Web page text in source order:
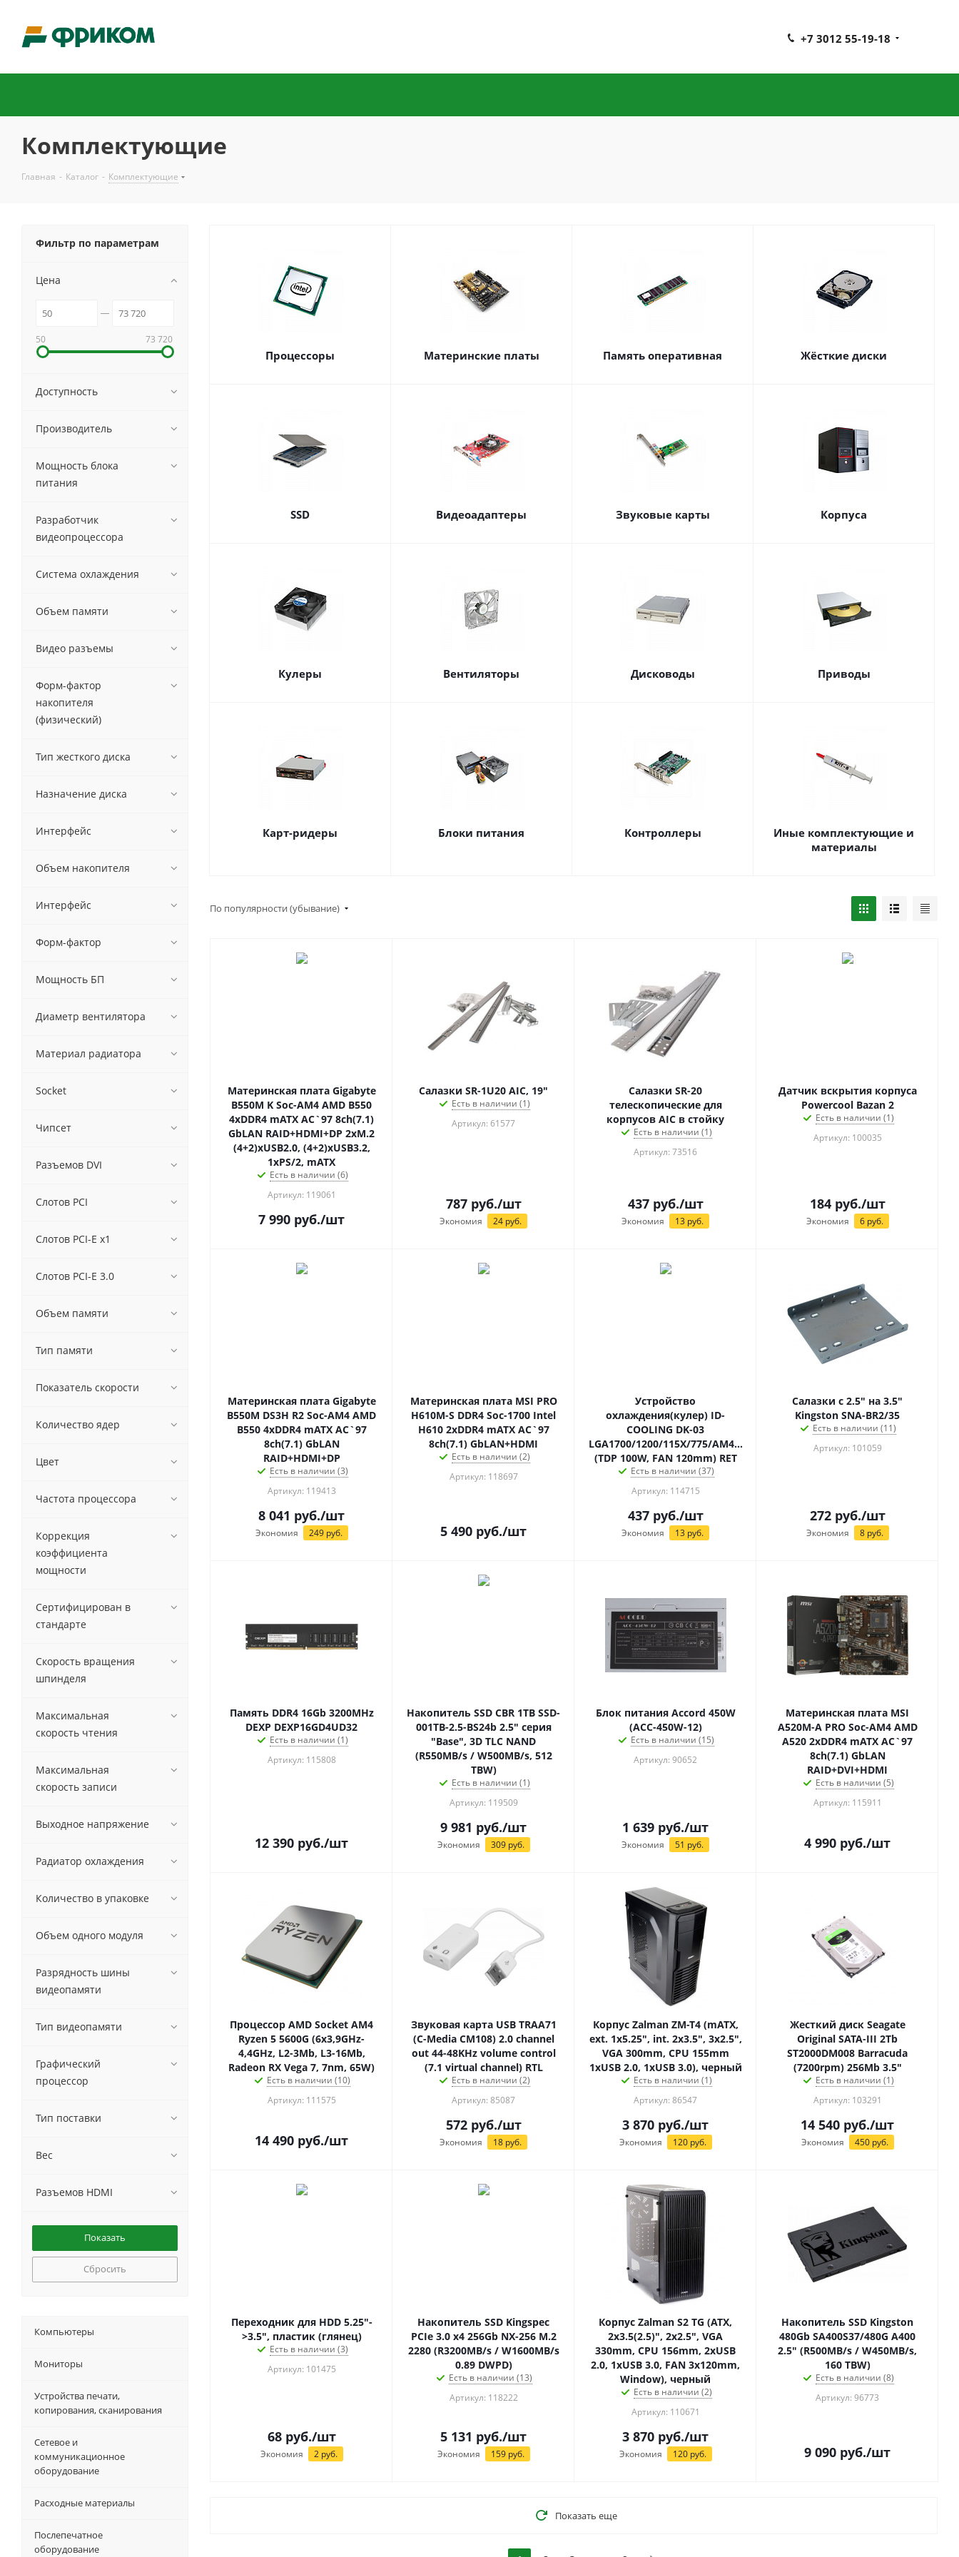
+7 3012 55-19-18
Комплектующие
Главная - Каталог - Комплектующие
Процессоры Материнские платы Память оперативная Жёсткие диски
SSD Видеоадаптеры Звуковые карты Корпуса
Кулеры Вентиляторы Дисководы Приводы
Карт-ридеры Блоки питания Контроллеры
Иные комплектующие и
материалы
По популярности (убывание)
Материнская плата Gigabyte
B550M K Soc-AM4 AMD B550
4xDDR4 mATX AC`97 8ch(7.1)
GbLAN RAID+HDMI+DP 2xM.2
(4+2)xUSB2.0, (4+2)xUSB3.2,
1xPS/2, mATX
Есть в наличии (6)
Артикул: 119061
7 990 руб./шт
Салазки SR-1U20 AIC, 19"
Есть в наличии (1)
Артикул: 61577
787руб./шт
Экономия 24 руб.
Салазки SR-20
телескопические для
корпусов AIC в стойку
Есть в наличии (1)
Артикул: 73516
437руб./шт
Экономия 13 руб.
Датчик вскрытия корпуса
Powercool Bazan 2
Есть в наличии (1)
Артикул: 100035
184руб./шт
Экономия 6руб.
Материнская плата Gigabyte
B550M DS3H R2 Soc-AM4 AMD
B550 4xDDR4 mATX AC`97
8ch(7.1) GbLAN
RAID+HDMI+DP
Есть в наличии (3)
Артикул: 119413
8 041 руб./шт
Экономия 249руб.
Материнская плата MSI PRO
H610M-S DDR4 Soc-1700 Intel
H610 2xDDR4 mATX AC`97
8ch(7.1) GbLAN+HDMI
Есть в наличии (2)
Артикул: 118697
5 490 руб./шт
Устройство
охлаждения(кулер) ID-
COOLING DK-03
LGA1700/1200/115X/775/AM4/AM3/+/AM2/+/FM2/+/FM1
(TDP 100W, FAN 120mm) RET
Есть в наличии (37)
Артикул: 114715
437руб./шт
Экономия 13 руб.
Салазки с 2.5" на 3.5"
Kingston SNA-BR2/35
Есть в наличии (11)
Артикул: 101059
272руб./шт
Экономия 8руб.
Память DDR4 16Gb 3200MHz
DEXP DEXP16GD4UD32
Есть в наличии (1)
Артикул: 115808
12 390 руб./шт
Накопитель SSD CBR 1TB SSD-
001TB-2.5-BS24b 2.5" серия
"Base", 3D TLC NAND
(R550MB/s / W500MB/s, 512
TBW)
Есть в наличии (1)
Артикул: 119509
9 981 руб./шт
Экономия 309руб.
Блок питания Accord 450W
(ACC-450W-12)
Есть в наличии (15)
Артикул: 90652
1 639 руб./шт
Экономия 51 руб.
Материнская плата MSI
A520M-A PRO Soc-AM4 AMD
A520 2xDDR4 mATX AC`97
8ch(7.1) GbLAN
RAID+DVI+HDMI
Есть в наличии (5)
Артикул: 115911
4 990 руб./шт
Процессор AMD Socket AM4
Ryzen 5 5600G (6x3,9GHz-
4,4GHz, L2-3Mb, L3-16Mb,
Radeon RX Vega 7, 7nm, 65W)
Есть в наличии (10)
Артикул: 111575
14 490 руб./шт
Звуковая карта USB TRAA71
(C-Media CM108) 2.0 channel
out 44-48KHz volume control
(7.1 virtual channel) RTL
Есть в наличии (2)
Артикул: 85087
572руб./шт
Экономия 18 руб.
Корпус Zalman ZM-T4 (mATX,
ext. 1x5.25", int. 2x3.5", 3x2.5",
VGA 300mm, CPU 155mm
1xUSB 2.0, 1xUSB 3.0), черный
Есть в наличии (1)
Артикул: 86547
3 870 руб./шт
Экономия 120руб.
Жесткий диск Seagate
Original SATA-III 2Tb
ST2000DM008 Barracuda
(7200rpm) 256Mb 3.5"
Есть в наличии (1)
Артикул: 103291
14 540 руб./шт
Экономия 450руб.
Переходник для HDD 5.25"-
>3.5", пластик (глянец)
Есть в наличии (3)
Артикул: 101475
68руб./шт
Экономия 2руб.
Накопитель SSD Kingspec
PCIe 3.0 x4 256Gb NX-256 M.2
2280 (R3200MB/s / W1600MB/s
0.89 DWPD)
Есть в наличии (13)
Артикул: 118222
5 131 руб./шт
Экономия 159руб.
Корпус Zalman S2 TG (ATX,
2x3.5(2.5)", 2x2.5", VGA
330mm, CPU 156mm, 2xUSB
2.0, 1xUSB 3.0, FAN 3x120mm,
Window), черный
Есть в наличии (2)
Артикул: 110671
3 870 руб./шт
Экономия 120руб.
Накопитель SSD Kingston
480Gb SA400S37/480G A400
2.5" (R500MB/s / W450MB/s,
160 TBW)
Есть в наличии (8)
Артикул: 96773
9 090 руб./шт
Показать еще
Фильтр по параметрам
Цена
50 73 720
Доступность
Производитель
Мощность блока
питания
Разработчик
видеопроцессора
Система охлаждения
Объем памяти
Видео разъемы
Форм-фактор
накопителя
(физический)
Тип жесткого диска
Назначение диска
Интерфейс
Объем накопителя
Интерфейс
Форм-фактор
Мощность БП
Диаметр вентилятора
Материал радиатора
Socket
Чипсет
Разъемов DVI
Слотов PCI
Слотов PCI-E x1
Слотов PCI-E 3.0
Объем памяти
Тип памяти
Показатель скорости
Количество ядер
Цвет
Частота процессора
Коррекция
коэффициента
мощности
Сертифицирован в
стандарте
Скорость вращения
шпинделя
Максимальная
скорость чтения
Максимальная
скорость записи
Выходное напряжение
Радиатор охлаждения
Количество в упаковке
Объем одного модуля
Разрядность шины
видеопамяти
Тип видеопамяти
Графический
процессор
Тип поставки
Вес
Разъемов HDMI
Сбросить
Компьютеры
Мониторы
Устройства печати,
копирования, сканирования
Сетевое и
коммуникационное
оборудование
Расходные материалы
Послепечатное
оборудование